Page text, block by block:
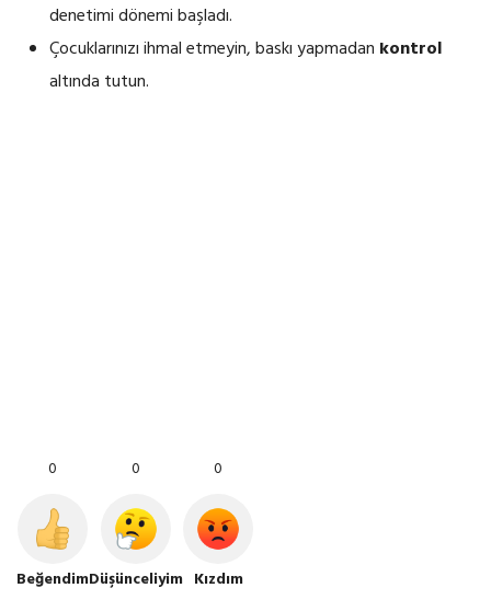
denetimi dönemi başladı.
Çocuklarınızı ihmal etmeyin, baskı yapmadan kontrol
altında tutun.
0
Beğendim
0
Düşünceliyim
0
Kızdım